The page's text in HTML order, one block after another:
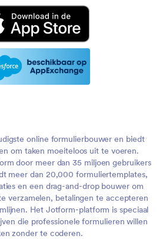
online formulierbouwer en biedt
om taken moeiteloos uit te voeren.
door meer dan 35 miljoen gebruikers
meer dan 20,000 formuliertemplates,
en een drag-and-drop bouwer om
verzamelen, betalingen te accepteren
Het Jotform-platform is speciaal
die professionele formulieren willen
zonder te coderen.